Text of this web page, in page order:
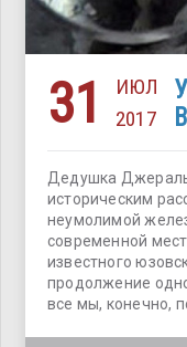
31
ИЮЛ
2017
Дедушка
историческим
неумолимой
современной
известного
продолжение
все мы, конечно,